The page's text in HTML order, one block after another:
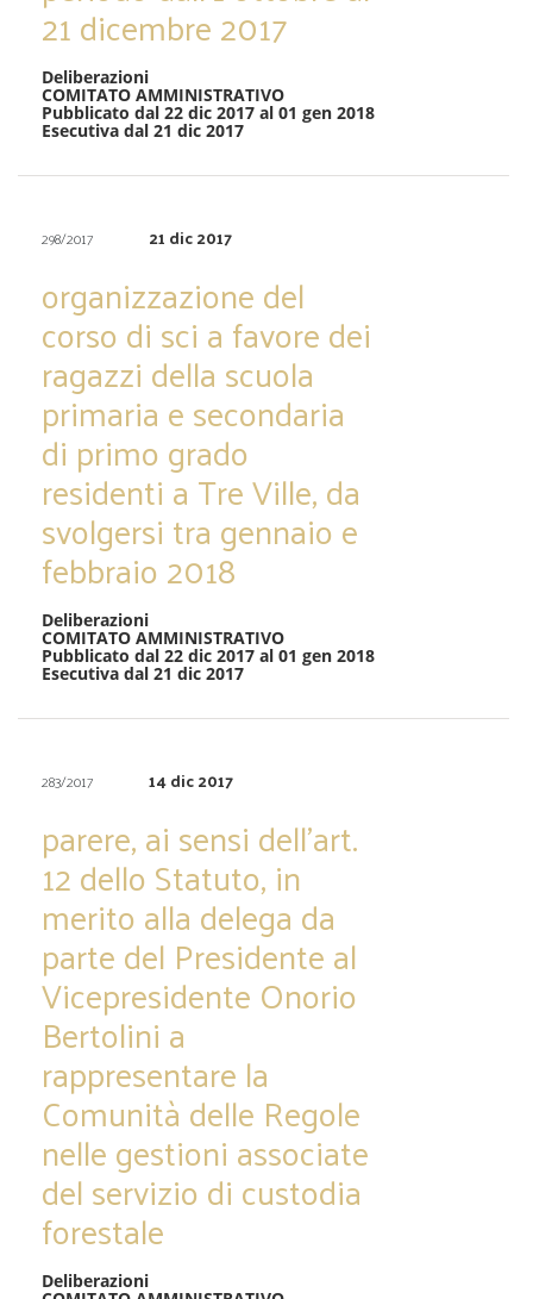
21 dicembre 2017
Deliberazioni
COMITATO AMMINISTRATIVO
Pubblicato dal 22 dic 2017 al 01 gen 2018
Esecutiva dal 21 dic 2017
298/2017 21 dic 2017
organizzazione del
corso di sci a favore dei
ragazzi della scuola
primaria e secondaria
di primo grado
residenti a Tre Ville, da
svolgersi tra gennaio e
febbraio 2018
Deliberazioni
COMITATO AMMINISTRATIVO
Pubblicato dal 22 dic 2017 al 01 gen 2018
Esecutiva dal 21 dic 2017
283/2017 14 dic 2017
parere, ai sensi dell’art.
12 dello Statuto, in
merito alla delega da
parte del Presidente al
Vicepresidente Onorio
Bertolini a
rappresentare la
Comunità delle Regole
nelle gestioni associate
del servizio di custodia
forestale
Deliberazioni